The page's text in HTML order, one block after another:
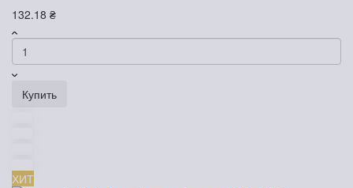
132.18 ₴
Купить
ХИТ